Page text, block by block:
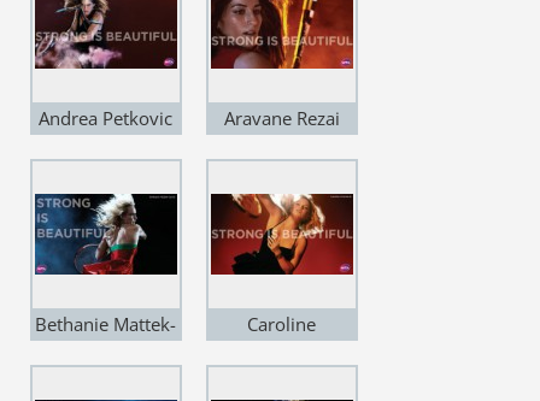
Andrea Petkovic Aravane Rezai
Bethanie Mattek-
Caroline